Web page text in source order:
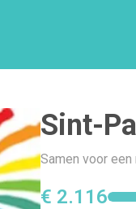
Sint-
Samen voor
€ 2.116